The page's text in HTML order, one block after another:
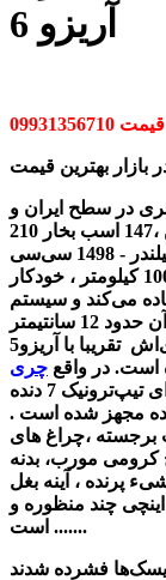
آریزو 6
بازار بهترین قیمت
در سطح ایران و
جهان است. این خودرو دارای سدان 5 سرنشین ،147 اسب بخار 210
نیوتن‌متر در 1750 دور در دقیقه و دارای 4 سیلندر - 1498 سی‌سی
خودکار CVT دنده فرمان هیدرولیک است
استفاده می‌کند و سیستم
انتقال قدرت دیفرانسیل جلو دارند.طول کلی آن حدود 12 سانتیمتر
بیشتر از آریزو5 است ولی فاصله محوری‌اش تقریبا با آریزو5
است. در واقع
بوده البته با این تفاوت که در آریزو5 توربو دارای تیپ‌ترونیک 7 دنده
برجسته ،چراغ های
مورب، بدنه
پرنده ، آینه بغل
صفحه نمایش 7 اینچی چند منظوره و
...... است.
فشرده‌ شدند